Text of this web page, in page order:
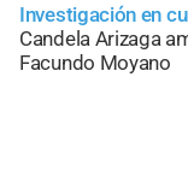
Investigación en
Candela Arizaga
Facundo Moyano